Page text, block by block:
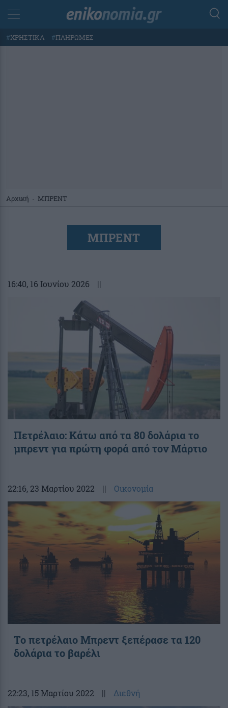
#ΧΡΗΣΤΙΚΑ #ΠΛΗΡΩΜΕΣ
Αρχική - ΜΠΡΕΝΤ
ΜΠΡΕΝΤ
16:40, 16 Ιουνίου 2026 ||
Πετρέλαιο: Κάτω από τα 80 δολάρια το
μπρεντ για πρώτη φορά από τον Μάρτιο
22:16, 23 Μαρτίου 2022 || Οικονομία
Το πετρέλαιο Μπρεντ ξεπέρασε τα 120
δολάρια το βαρέλι
22:23, 15 Μαρτίου 2022 || Διεθνή